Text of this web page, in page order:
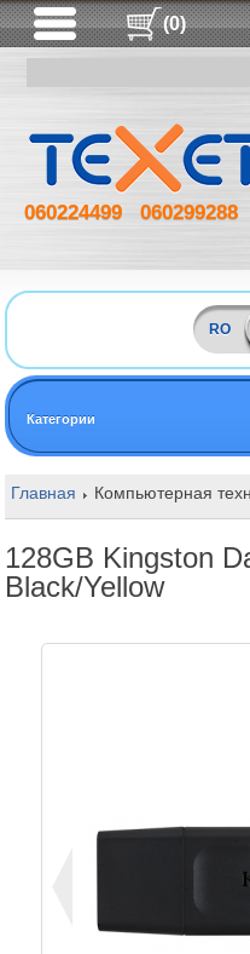
(0)
060224499 060299288
RO
Категории
Главная Компьютерная
128GB Kingston
Black/Yellow